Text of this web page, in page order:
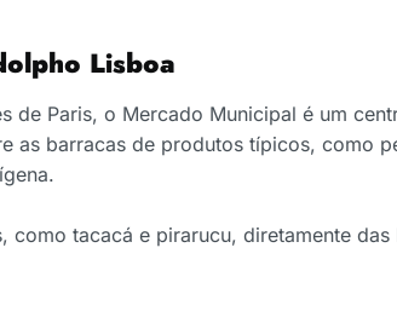
Lisboa
de Paris, o Mercado Municipal é um
as barracas de produtos típicos, como
como tacacá e pirarucu, diretamente das